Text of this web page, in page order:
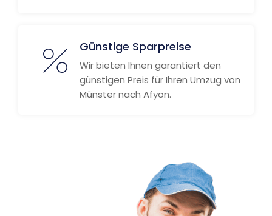
Günstige Sparpreise
Wir bieten Ihnen garantiert den
günstigen Preis für Ihren Umzug von
Münster nach Afyon.